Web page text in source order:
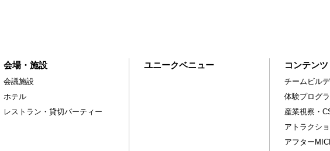
会場・施設
会議施設
ホテル
レストラン・貸切パーティー
ユニークベニュー コンテンツ
チームビル
体験プログ
産業視察・
アトラクシ
アフター